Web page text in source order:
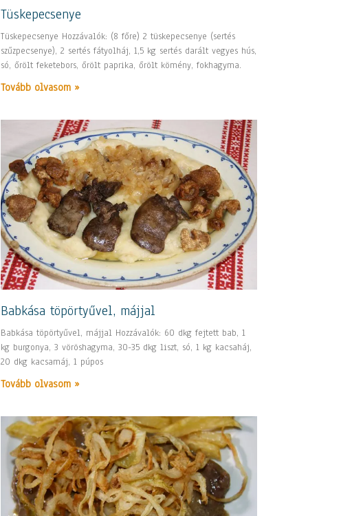
Tüskepecsenye
Tüskepecsenye Hozzávalók: (8 főre) 2 tüskepecsenye (sertés
szűzpecsenye), 2 sertés fátyolháj, 1,5 kg sertés darált vegyes hús,
só, őrölt feketebors, őrölt paprika, őrölt kömény, fokhagyma.
Tovább olvasom »
Babkása töpörtyűvel, májjal
Babkása töpörtyűvel, májjal Hozzávalók: 60 dkg fejtett bab, 1
kg burgonya, 3 vöröshagyma, 30-35 dkg liszt, só, 1 kg kacsaháj,
20 dkg kacsamáj, 1 púpos
Tovább olvasom »